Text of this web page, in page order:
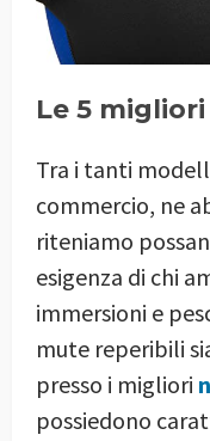
Le 5
Tra i tanti
commercio, ne
riteniamo
esigenza di chi
immersioni e
mute reperibili
presso i migliori
possiedono